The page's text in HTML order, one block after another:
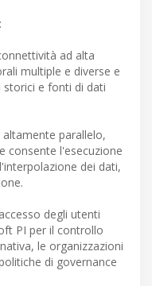
ad alta
multiple e diverse e
e fonti di dati
parallelo,
consente l'esecuzione
dei dati,
degli utenti
PI per il controllo
le organizzazioni
di governance